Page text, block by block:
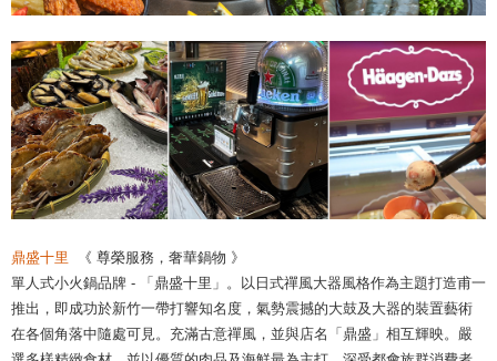
鼎盛十里
《 尊榮服務，奢華鍋物 》
單人式小火鍋品牌 - 「鼎盛十里」。以日式禪風大器風格作為主題打造甫一
推出，即成功於新竹一帶打響知名度，氣勢震撼的大鼓及大器的裝置藝術
在各個角落中隨處可見。充滿古意禪風，並與店名「鼎盛」相互輝映。嚴